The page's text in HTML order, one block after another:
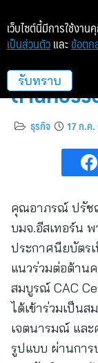
EP รับปร
ต้านคอร์
ธุรกิจ 17 ก.ค
คุณอาภรณ์ ปรัช
บมจ.อีสเทอร์น พ
ประกาศนียบัตร
แนวร่วมต่อต้าน
สมบูรณ์ CAC
ได้เข้าร่วมเป็นส
เจตนารมณ์ แล
รูปแบบ ผ่านการ
เว็บไซต์นี้มีการใช้งาน
เป็นส่วนตัว และ ข้อตก
รับทราบ